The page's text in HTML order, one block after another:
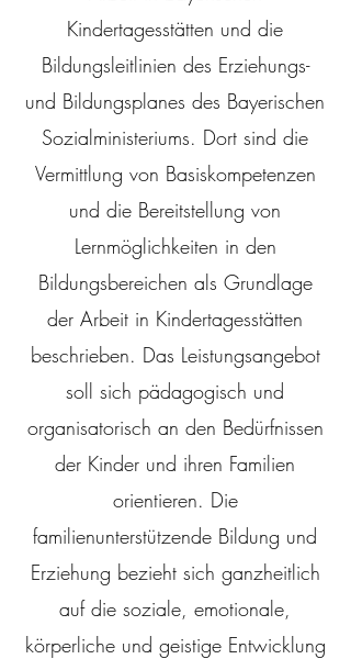
Kindertagesstätten und die
Bildungsleitlinien des Erziehungs-
und Bildungsplanes des Bayerischen
Sozialministeriums. Dort sind die
Vermittlung von Basiskompetenzen
und die Bereitstellung von
Lernmöglichkeiten in den
Bildungsbereichen als Grundlage
der Arbeit in Kindertagesstätten
beschrieben. Das Leistungsangebot
soll sich pädagogisch und
organisatorisch an den Bedürfnissen
der Kinder und ihren Familien
orientieren. Die
familienunterstützende Bildung und
Erziehung bezieht sich ganzheitlich
auf die soziale, emotionale,
körperliche und geistige Entwicklung